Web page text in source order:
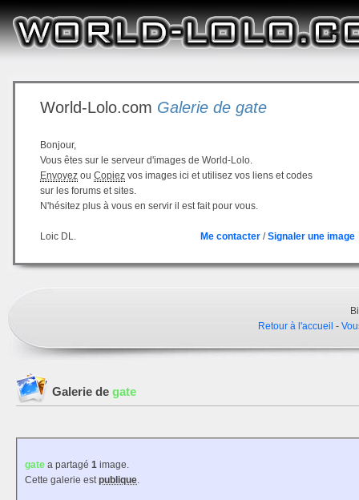
World-Lolo.com Galerie de gate
Bonjour,
Vous êtes sur le serveur d'images de World-Lolo.
Envoyez ou Copiez vos images ici et utilisez vos liens et codes
sur les forums et sites.
N'hésitez plus à vous en servir il est fait pour vous.
Loic DL. Me contacter /Signaler une image
Retour à l'accueil -
Galerie de gate
gate a partagé 1 image.
Cette galerie estpublique.